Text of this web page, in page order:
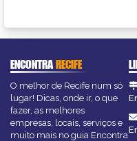
ENCONTRARECIFE
O melhor de Recife num só
lugar! Dicas, onde ir, o que
fazer, as melhores
empresas, locais, serviços e
muito mais no guia Encontra